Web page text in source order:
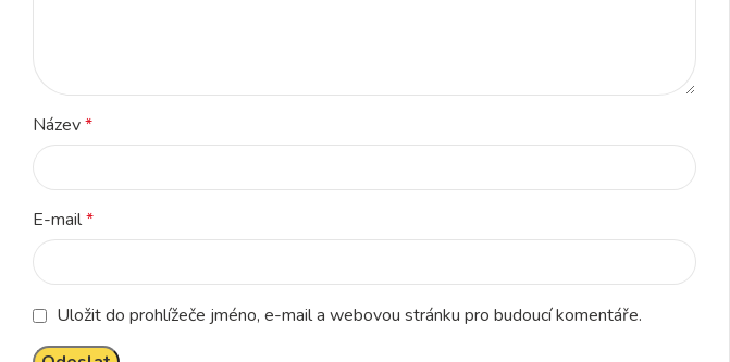
Název*
E-mail*
Uložit do prohlížeče jméno, e-mail a webovou stránku pro budoucí komentáře.